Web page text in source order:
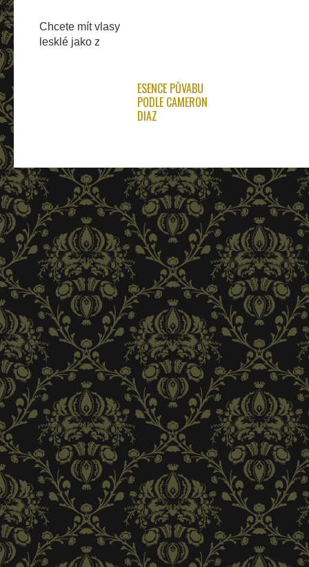
Chcete mít vlasy
lesklé jako z
ESENCE PŮVABU
PODLE CAMERON
DIAZ